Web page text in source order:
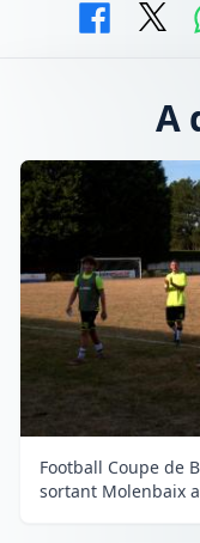
A
Football Coupe de
sortant Molenbaix